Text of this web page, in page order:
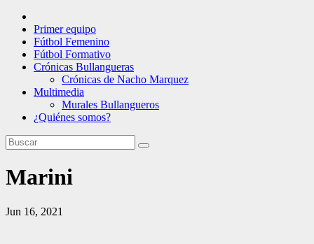
Primer equipo
Fútbol Femenino
Fútbol Formativo
Crónicas Bullangueras
Crónicas de Nacho Marquez
Multimedia
Murales Bullangueros
¿Quiénes somos?
Marini
Jun 16, 2021